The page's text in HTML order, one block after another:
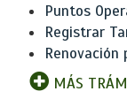
Puntos
Registrar
Renovación
MÁS